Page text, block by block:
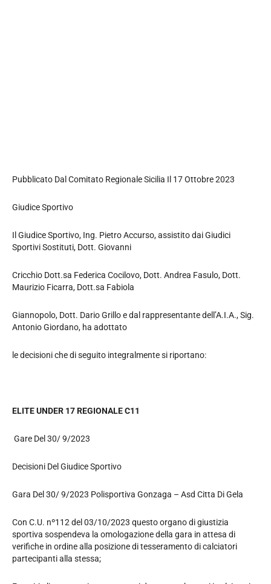
Pubblicato Dal Comitato Regionale Sicilia Il 17 Ottobre 2023
Giudice Sportivo
Il Giudice Sportivo, Ing. Pietro Accurso, assistito dai Giudici
Sportivi Sostituti, Dott. Giovanni
Cricchio Dott.sa Federica Cocilovo, Dott. Andrea Fasulo, Dott.
Maurizio Ficarra, Dott.sa Fabiola
Giannopolo, Dott. Dario Grillo e dal rappresentante dell’A.I.A., Sig.
Antonio Giordano, ha adottato
le decisioni che di seguito integralmente si riportano:
ELITE UNDER 17 REGIONALE C11
Gare Del 30/ 9/2023
Decisioni Del Giudice Sportivo
Gara Del 30/ 9/2023 Polisportiva Gonzaga – Asd Citta Di Gela
Con C.U. nº112 del 03/10/2023 questo organo di giustizia
sportiva sospendeva la omologazione della gara in attesa di
verifiche in ordine alla posizione di tesseramento di calciatori
partecipanti alla stessa;